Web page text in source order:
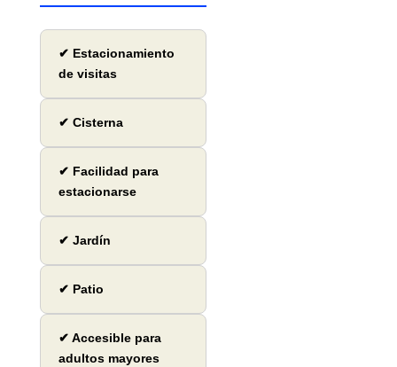
✔ Estacionamiento
de visitas
✔ Cisterna
✔ Facilidad para
estacionarse
✔ Jardín
✔ Patio
✔ Accesible para
adultos mayores